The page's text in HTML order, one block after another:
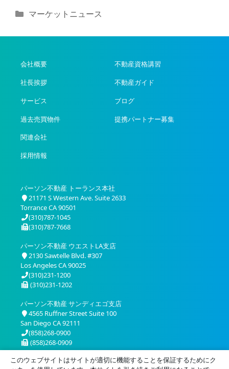
カ
ゴ
ー
マーケットニュース
会社概要
社長挨拶
サービス
過去売買物件
関連会社
採用情報
不動産資格講習
不動産ガイド
ブログ
提携パートナー募集
パーソン不動産 トーランス本社
21171 S Western Ave. Suite 2633
Torrance CA 90501
(310)787-1045
(310)787-7668
パーソン不動産 ウエストLA支店
2130 Sawtelle Blvd. #307
Los Angeles CA 90025
(310)231-1200
(310)231-1202
パーソン不動産 サンディエゴ支店
4565 Ruffner Street Suite 100
San Diego CA 92111
(858)268-0900
(858)268-0909
このウェブサイトはサイトが適切に機能することを保証するためにク